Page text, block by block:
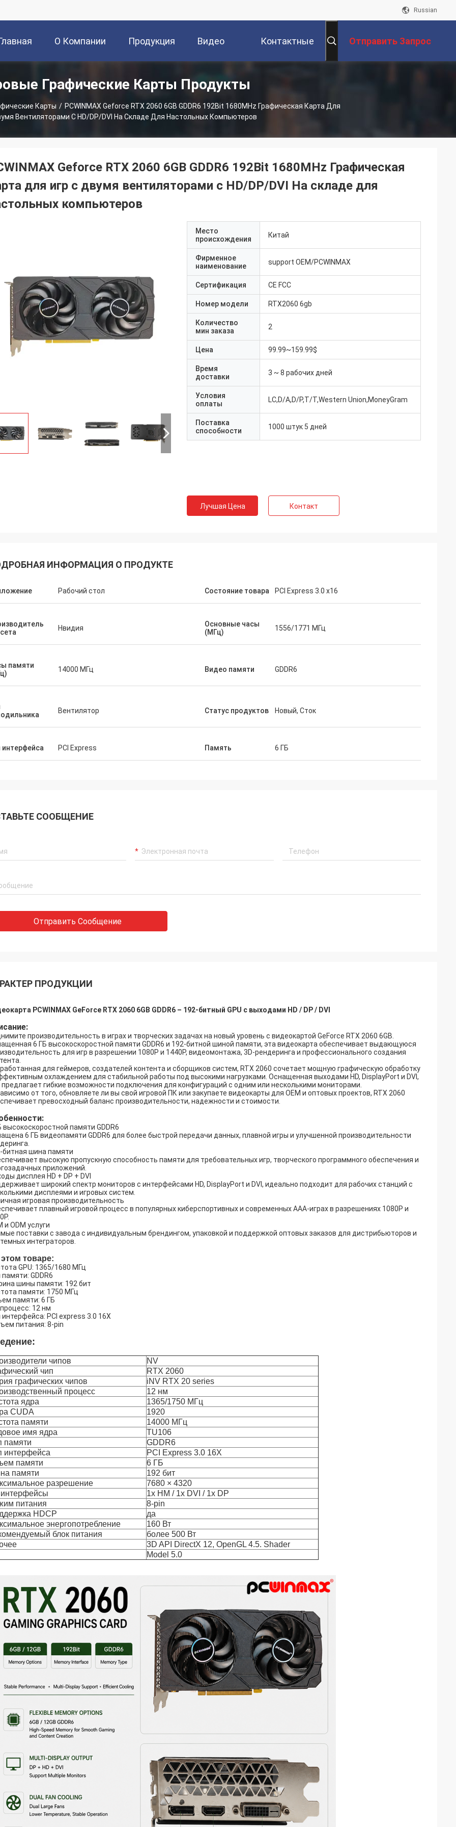
Russian
О Компании Продукция Видео Контактные Отправить Запрос
Графические Карты Продукты
Карты / PCWINMAX Geforce RTX 2060 6GB GDDR6 192Bit 1680MHz Графическая Карта Для
Вентиляторами С HD/DP/DVI На Складе Для Настольных Компьютеров
Geforce RTX 2060 6GB GDDR6 192Bit 1680MHz Графическая
для игр с двумя вентиляторами с HD/DP/DVI На складе для
компьютеров
Место
происхождения
Китай
Фирменное
наименование
support OEM/PCWINMAX
Сертификация CE FCC
Номер модели RTX2060 6gb
Количество
мин заказа
2
Цена 99.99~159.99$
Время
доставки
3 ~ 8 рабочих дней
Условия
оплаты
LC,D/A,D/P,T/T,Western Union,MoneyGram
Поставка
способности
1000 штук 5 дней
Лучшая Цена Контакт
ИНФОРМАЦИЯ О ПРОДУКТЕ
Рабочий стол Состояние товара PCI Express 3.0 x16
Нвидия
Основные часы
(МГц)
1556/1771 МГц
памяти
14000 МГц Видео памяти GDDR6
Вентилятор Статус продуктов Новый, Сток
интерфейса PCI Express Память 6 ГБ
СООБЩЕНИЕ
Отправить Сообщение
ПРОДУКЦИИ
PCWINMAX GeForce RTX 2060 6GB GDDR6 – 192-битный GPU с выходами HD / DP / DVI
производительность в играх и творческих задачах на новый уровень с видеокартой GeForce RTX 2060 6GB.
6 ГБ высокоскоростной памяти GDDR6 и 192-битной шиной памяти, эта видеокарта обеспечивает выдающуюся
для игр в разрешении 1080P и 1440P, видеомонтажа, 3D-рендеринга и профессионального создания
для геймеров, создателей контента и сборщиков систем, RTX 2060 сочетает мощную графическую обработку
охлаждением для стабильной работы под высокими нагрузками. Оснащенная выходами HD, DisplayPort и DVI,
предлагает гибкие возможности подключения для конфигураций с одним или несколькими мониторами.
от того, обновляете ли вы свой игровой ПК или закупаете видеокарты для OEM и оптовых проектов, RTX 2060
превосходный баланс производительности, надежности и стоимости.
высокоскоростной памяти GDDR6
6 ГБ видеопамяти GDDR6 для более быстрой передачи данных, плавной игры и улучшенной производительности
битная шина памяти
высокую пропускную способность памяти для требовательных игр, творческого программного обеспечения и
приложений.
дисплея HD + DP + DVI
широкий спектр мониторов с интерфейсами HD, DisplayPort и DVI, идеально подходит для рабочих станций с
дисплеями и игровых систем.
игровая производительность
плавный игровой процесс в популярных киберспортивных и современных AAA-играх в разрешениях 1080P и
и ODM услуги
поставки с завода с индивидуальным брендингом, упаковкой и поддержкой оптовых заказов для дистрибьюторов и
интеграторов.
товаре:
GPU: 1365/1680 МГц
памяти: GDDR6
шины памяти: 192 бит
памяти: 1750 МГц
памяти: 6 ГБ
12 нм
интерфейса: PCI express 3.0 16X
питания: 8-pin
чипов
NV
чип
RTX 2060
графических чипов
iNV RTX 20 series
процесс
12 нм
ядра
1365/1750 МГц
CUDA
1920
памяти
14000 МГц
имя ядра
TU106
памяти
GDDR6
интерфейса
PCI Express 3.0 16X
памяти
6 ГБ
памяти
192 бит
разрешение
7680 × 4320
интерфейсы
1x HM / 1x DVI / 1x DP
питания
8-pin
HDCP
да
энергопотребление
160 Вт
блок питания
более 500 Вт
3D API DirectX 12, OpenGL 4.5. Shader
Model 5.0